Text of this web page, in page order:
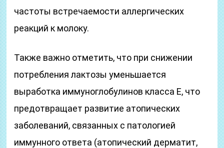
частоты встречаемости аллергических
реакций к молоку.
Также важно отметить, что при снижении
потребления лактозы уменьшается
выработка иммуноглобулинов класса Е, что
предотвращает развитие атопических
заболеваний, связанных с патологией
иммунного ответа (атопический дерматит,